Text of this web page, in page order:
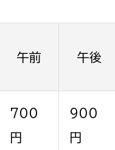
防災対
午前 午後
700
円
900
円